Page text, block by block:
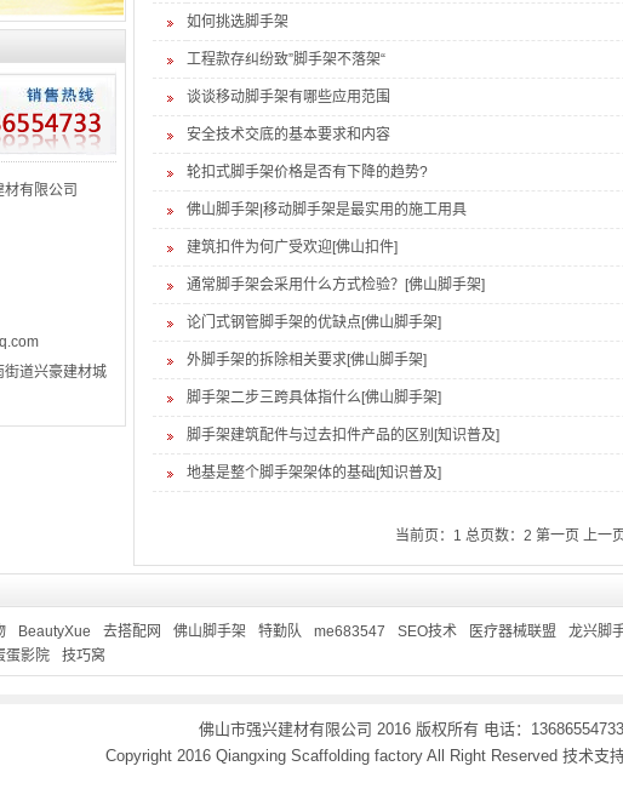
如何挑选脚手架
工程款存纠纷致”脚手架不落架“
谈谈移动脚手架有哪些应用范围
安全技术交底的基本要求和内容
轮扣式脚手架价格是否有下降的趋势?
佛山脚手架|移动脚手架是最实用的施工用具
建筑扣件为何广受欢迎[佛山扣件]
通常脚手架会采用什么方式检验？[佛山脚手架]
论门式钢管脚手架的优缺点[佛山脚手架]
外脚手架的拆除相关要求[佛山脚手架]
脚手架二步三跨具体指什么[佛山脚手架]
脚手架建筑配件与过去扣件产品的区别[知识普及]
地基是整个脚手架架体的基础[知识普及]
当前页： 1 总页数： 2 第一页 上一
有限公司
道兴豪建材城
BeautyXue 去搭配网 佛山脚手架 特勤队 me683547 SEO技术 医疗器械联盟 龙兴脚
蛋影院 技巧窝
佛山市强兴建材有限公司 2016 版权所有 电话： 13686554733
Copyright 2016 Qiangxing Scaffolding factory All Right Reserved 技术支持